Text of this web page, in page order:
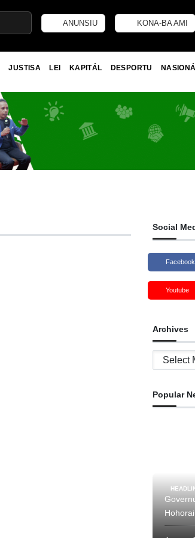
ANUNSIU KONA-BA AMI
JUSTISA LEI KAPITÁL DESPORTU
Social
Facebook
Youtube
Archives
Archives
Popular